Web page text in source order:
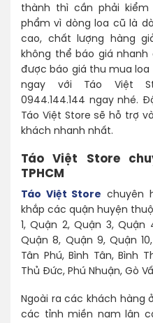
thành thì cần phải
phẩm vì dòng loa cũ là
cao, chất lượng hàng
không thể báo giá
được báo giá thu mua loa
ngay với Táo Việt
0944.144.144 ngay nhé.
Táo Việt Store sẽ hỗ trợ
khách nhanh nhất.
Táo Việt Store
TPHCM
Táo Việt Store chuyên
khắp các quận huyện
1, Quận 2, Quận 3,
Quận 8, Quận 9, Quận 10,
Tân Phú, Bình Tân, Bình
Thủ Đức, Phú Nhuận, Gò
Ngoài ra các khách hàng
các tỉnh miền nam lân